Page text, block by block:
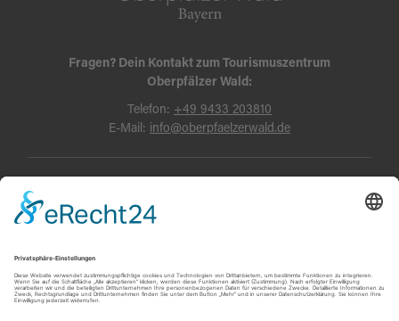
Fragen? Dein Kontakt zum Tourismuszentrum
Oberpfälzer Wald:
Telefon: +49 9433 203810
E-Mail: info@oberpfaelzerwald.de
Datenschutz AGB und Reisebedingungen